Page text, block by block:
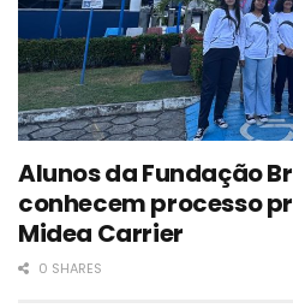
Alunos da Fundação
conhecem processo
Midea Carrier
0 SHARES